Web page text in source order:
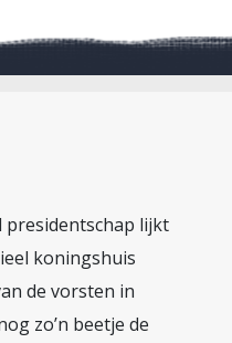
presidentschap lijkt
koningshuis
de vorsten in
zo’n beetje de